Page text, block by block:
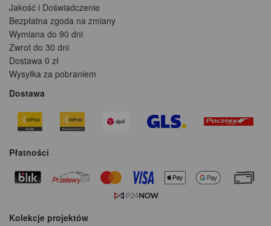
Jakość i Doświadczenie
Bezpłatna zgoda na zmiany
Wymiana do 90 dni
Zwrot do 30 dni
Dostawa 0 zł
Wysyłka za pobraniem
Dostawa
Płatności
Kolekcje projektów